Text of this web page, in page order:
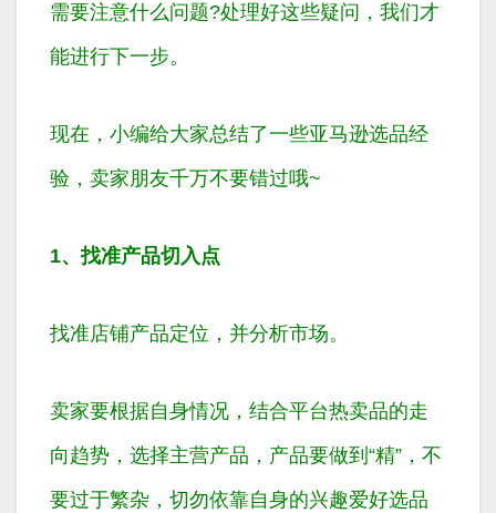
需要注意什么问题?处理好这些疑问，我们才
能进行下一步。
现在，小编给大家总结了一些亚马逊选品经
验，卖家朋友千万不要错过哦~
1、找准产品切入点
找准店铺产品定位，并分析市场。
卖家要根据自身情况，结合平台热卖品的走
向趋势，选择主营产品，产品要做到“精”，不
要过于繁杂，切勿依靠自身的兴趣爱好选品